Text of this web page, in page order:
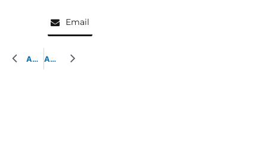
Email
AQUARELLE PRÉCÉDENTE AQUARELLE SUIVANTE